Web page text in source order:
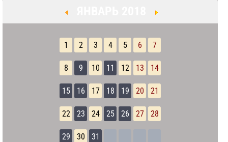
1 2 3 4 5 6 7
8 9 10 11 12 13 14
15 16 17 18 19 20 21
22 23 24 25 26 27 28
29 30 31